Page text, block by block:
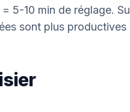
5-10 min de réglage.
sont plus productives